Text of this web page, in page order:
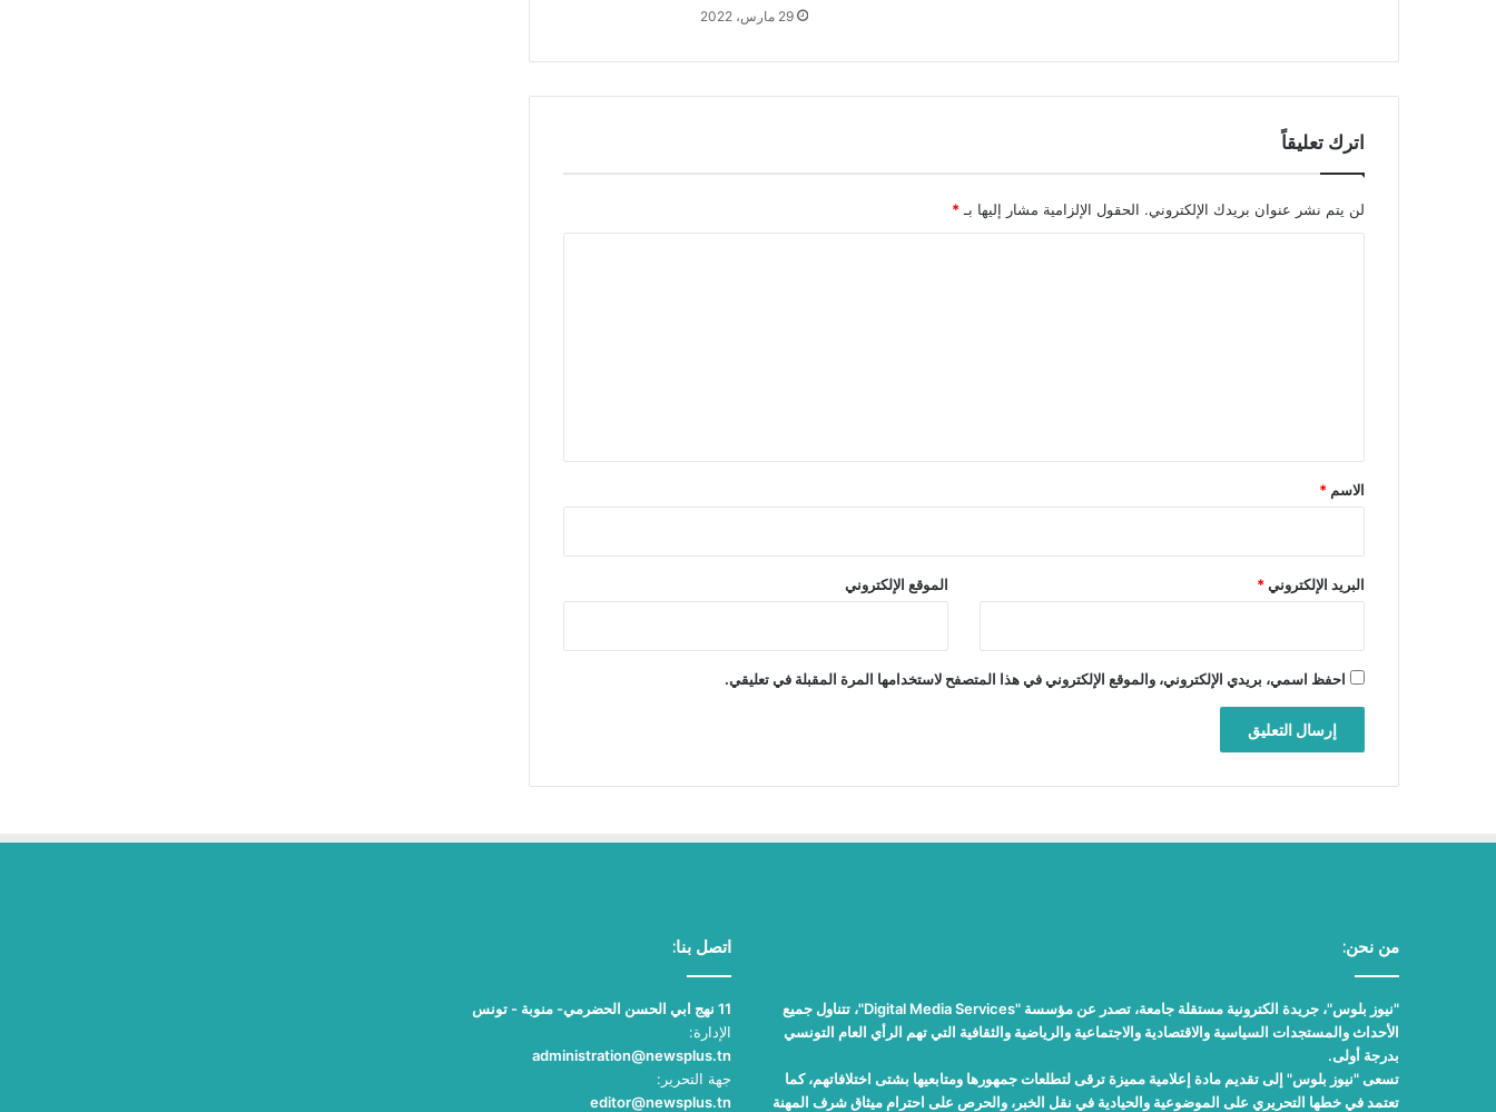
29 مارس، 2022
اترك تعليقاً
لن يتم نشر عنوان بريدك الإلكتروني. الحقول الإلزامية مشار إليها بـ *
*
الاسم *
البريد الإلكتروني* الموقع الإلكتروني
احفظ اسمي، بريدي الإلكتروني، والموقع الإلكتروني في هذا المتصفح لاستخدامها المرة المقبلة في تعليقي.
من نحن:
"نيوز بلوس"، جريدة الكترونية مستقلة جامعة، تصدر عن مؤسسة "Digital Media Services"، تتناول جميع
الأحداث والمستجدات السياسية والاقتصادية والاجتماعية والرياضية والثقافية التي تهم الرأي العام التونسي
بدرجة أولى.
تسعى "نيوز بلوس" إلى تقديم مادة إعلامية مميزة ترقى لتطلعات جمهورها ومتابعيها بشتى اختلافاتهم، كما
تعتمد في خطها التحريري على الموضوعية والحيادية في نقل الخبر، والحرص على احترام ميثاق شرف المهنة
اتصل بنا:
11 نهج ابي الحسن الحضرمي- منوبة - تونس
الإدارة:
administration@newsplus.tn
جهة التحرير:
editor@newsplus.tn